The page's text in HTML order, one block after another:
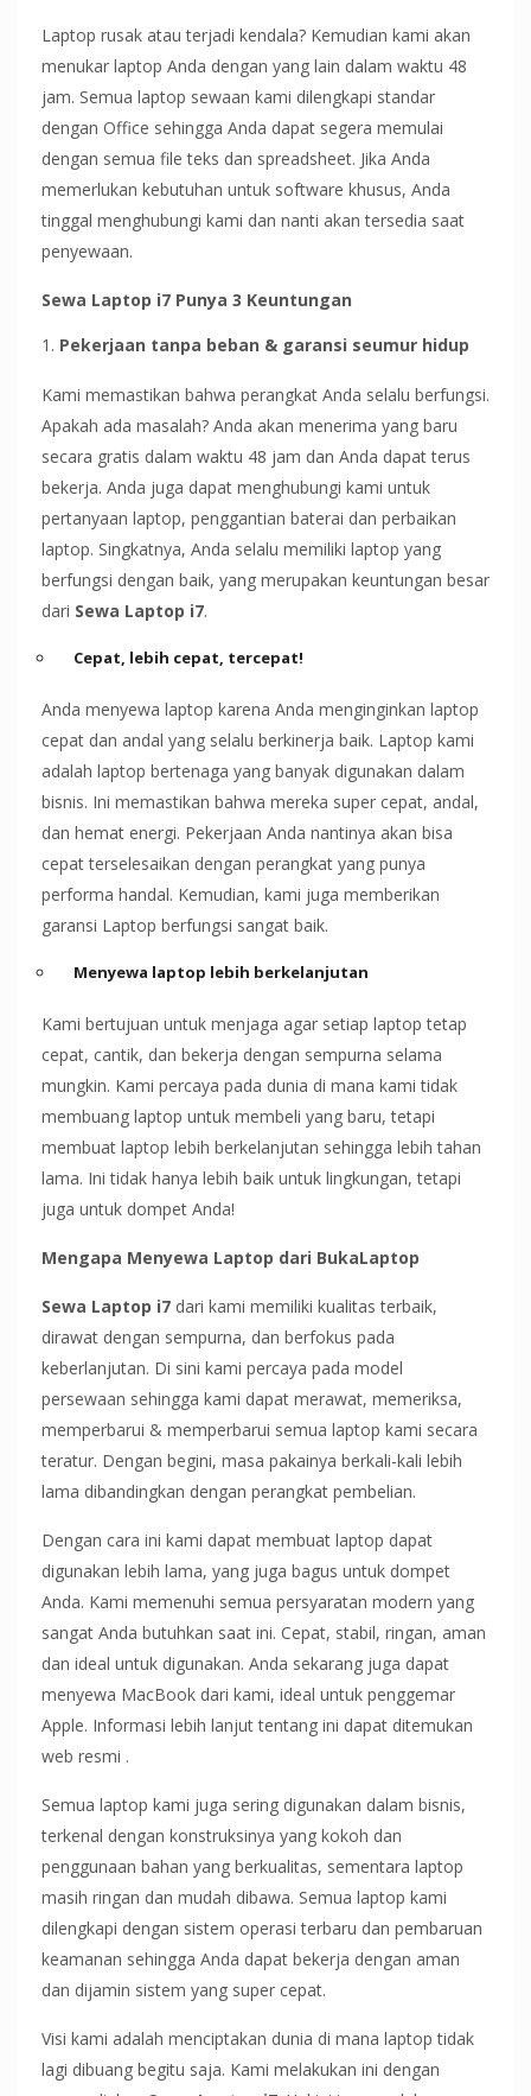
Laptop rusak atau terjadi kendala? Kemudian kami akan
menukar laptop Anda dengan yang lain dalam waktu 48
jam. Semua laptop sewaan kami dilengkapi standar
dengan Office sehingga Anda dapat segera memulai
dengan semua file teks dan spreadsheet. Jika Anda
memerlukan kebutuhan untuk software khusus, Anda
tinggal menghubungi kami dan nanti akan tersedia saat
penyewaan.
Sewa Laptop i7 Punya 3 Keuntungan
Pekerjaan tanpa beban & garansi seumur hidup
Kami memastikan bahwa perangkat Anda selalu berfungsi.
Apakah ada masalah? Anda akan menerima yang baru
secara gratis dalam waktu 48 jam dan Anda dapat terus
bekerja. Anda juga dapat menghubungi kami untuk
pertanyaan laptop, penggantian baterai dan perbaikan
laptop. Singkatnya, Anda selalu memiliki laptop yang
berfungsi dengan baik, yang merupakan keuntungan besar
dari Sewa Laptop i7.
Cepat, lebih cepat, tercepat!
Anda menyewa laptop karena Anda menginginkan laptop
cepat dan andal yang selalu berkinerja baik. Laptop kami
adalah laptop bertenaga yang banyak digunakan dalam
bisnis. Ini memastikan bahwa mereka super cepat, andal,
dan hemat energi. Pekerjaan Anda nantinya akan bisa
cepat terselesaikan dengan perangkat yang punya
performa handal. Kemudian, kami juga memberikan
garansi Laptop berfungsi sangat baik.
Menyewa laptop lebih berkelanjutan
Kami bertujuan untuk menjaga agar setiap laptop tetap
cepat, cantik, dan bekerja dengan sempurna selama
mungkin. Kami percaya pada dunia di mana kami tidak
membuang laptop untuk membeli yang baru, tetapi
membuat laptop lebih berkelanjutan sehingga lebih tahan
lama. Ini tidak hanya lebih baik untuk lingkungan, tetapi
juga untuk dompet Anda!
Mengapa Menyewa Laptop dari BukaLaptop
Sewa Laptop i7 dari kami memiliki kualitas terbaik,
dirawat dengan sempurna, dan berfokus pada
keberlanjutan. Di sini kami percaya pada model
persewaan sehingga kami dapat merawat, memeriksa,
memperbarui & memperbarui semua laptop kami secara
teratur. Dengan begini, masa pakainya berkali-kali lebih
lama dibandingkan dengan perangkat pembelian.
Dengan cara ini kami dapat membuat laptop dapat
digunakan lebih lama, yang juga bagus untuk dompet
Anda. Kami memenuhi semua persyaratan modern yang
sangat Anda butuhkan saat ini. Cepat, stabil, ringan, aman
dan ideal untuk digunakan. Anda sekarang juga dapat
menyewa MacBook dari kami, ideal untuk penggemar
Apple. Informasi lebih lanjut tentang ini dapat ditemukan
web resmi .
Semua laptop kami juga sering digunakan dalam bisnis,
terkenal dengan konstruksinya yang kokoh dan
penggunaan bahan yang berkualitas, sementara laptop
masih ringan dan mudah dibawa. Semua laptop kami
dilengkapi dengan sistem operasi terbaru dan pembaruan
keamanan sehingga Anda dapat bekerja dengan aman
dan dijamin sistem yang super cepat.
Visi kami adalah menciptakan dunia di mana laptop tidak
lagi dibuang begitu saja. Kami melakukan ini dengan